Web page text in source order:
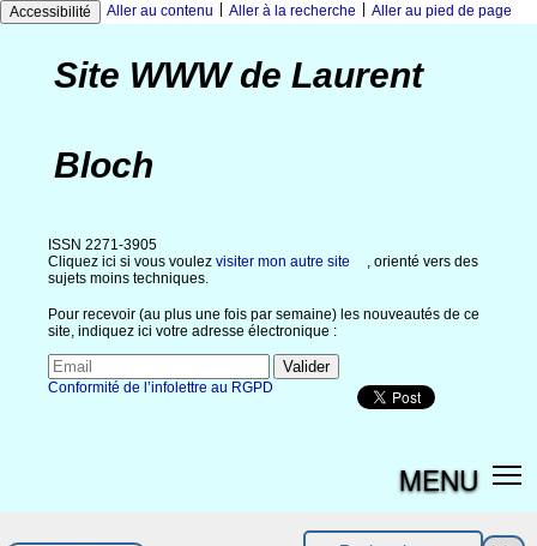
Accessibilité Aller au contenu Aller à la recherche Aller au pied de page
Site WWW de Laurent
Bloch
ISSN 2271-3905
Cliquez ici si vous voulez visiter mon autre site
, orienté vers des
sujets moins techniques.
Pour recevoir (au plus une fois par semaine) les nouveautés de ce
site, indiquez ici votre adresse électronique :
Conformité de l’infolettre au RGPD
MENU